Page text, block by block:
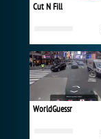
Cut N Fill
WorldGuessr